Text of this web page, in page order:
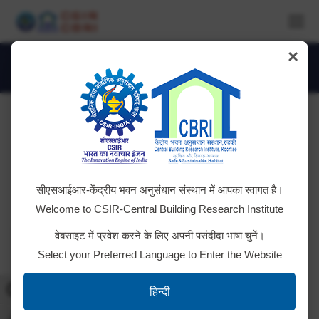
IMG_4356
You are here:
×
सीएसआईआर-केंद्रीय भवन अनुसंधान संस्थान में आपका स्वागत है।
Welcome to CSIR-Central Building Research Institute
वेबसाइट में प्रवेश करने के लिए अपनी पसंदीदा भाषा चुनें।
Select your Preferred Language to Enter the Website
हिन्दी